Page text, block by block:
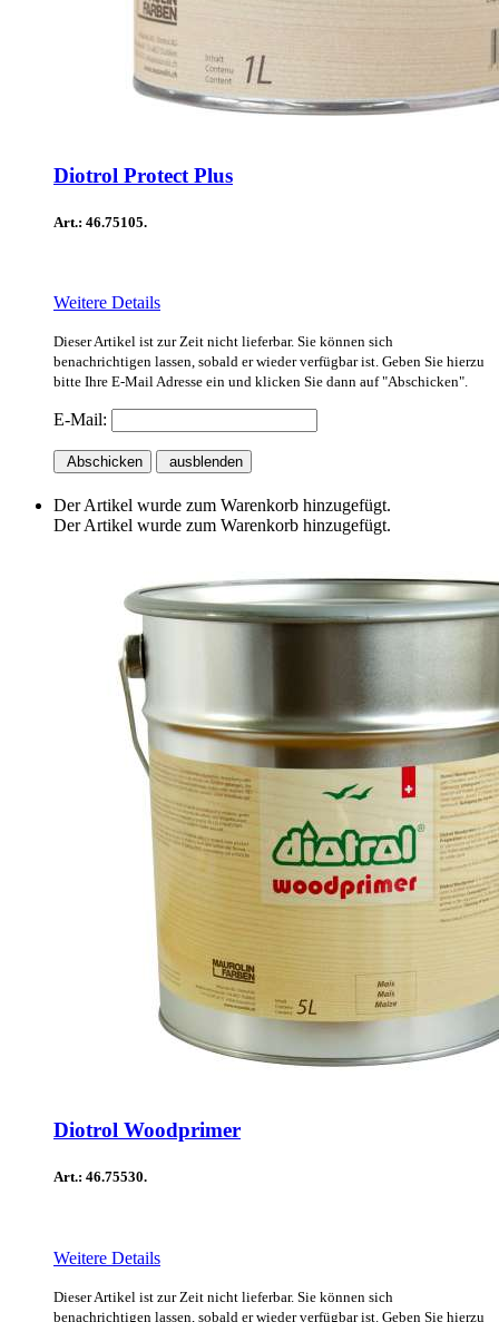
Diotrol Protect Plus
Art.: 46.75105.
Weitere Details
Dieser Artikel ist zur Zeit nicht lieferbar. Sie können sich
benachrichtigen lassen, sobald er wieder verfügbar ist. Geben Sie hierzu
bitte Ihre E-Mail Adresse ein und klicken Sie dann auf "Abschicken".
E-Mail:
Abschicken ausblenden
Der Artikel wurde zum Warenkorb hinzugefügt.
Der Artikel wurde zum Warenkorb hinzugefügt.
Diotrol Woodprimer
Art.: 46.75530.
Weitere Details
Dieser Artikel ist zur Zeit nicht lieferbar. Sie können sich
benachrichtigen lassen, sobald er wieder verfügbar ist. Geben Sie hierzu